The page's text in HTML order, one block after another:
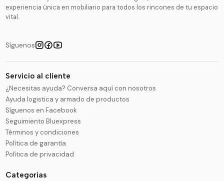
experiencia única en mobiliario para todos los rincones de tu espacio
vital.
Síguenos
Servicio al cliente
¿Necesitas ayuda? Conversa aquí con nosotros
Ayuda logistica y armado de productos
Síguenos en Facebook
Seguimiento Bluexpress
Términos y condiciones
Política de garantía
Política de privacidad
Categorias